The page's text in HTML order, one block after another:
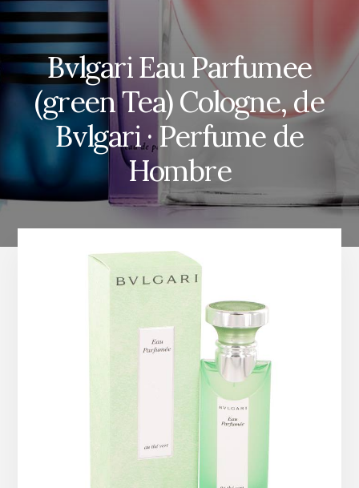
Bvlgari Eau Parfumee
(green Tea) Cologne, de
Bvlgari · Perfume de
Hombre